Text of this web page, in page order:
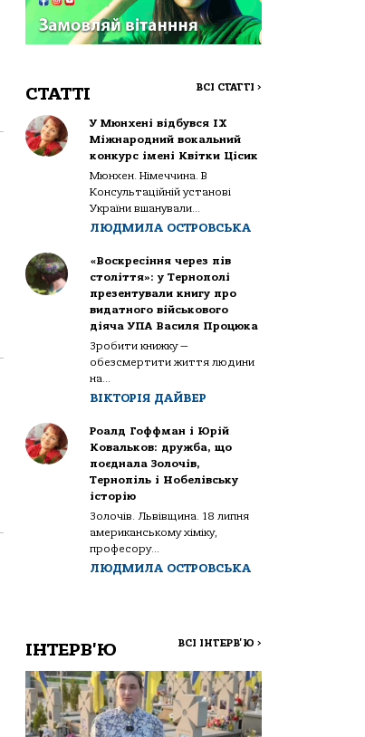
СТАТТІ ВСІ СТАТТІ >
У Мюнхені відбувся IX
Міжнародний вокальний
конкурс імені Квітки Цісик
Мюнхен. Німеччина. В
Консультаційній установі
України вшанували...
ЛЮДМИЛА ОСТРОВСЬКА
«Воскресіння через пів
століття»: у Тернополі
презентували книгу про
видатного військового
діяча УПА Василя Процюка
Зробити книжку —
обезсмертити життя людини
на...
ВІКТОРІЯ ДАЙВЕР
Роалд Гоффман і Юрій
Ковальков: дружба, що
поєднала Золочів,
Тернопіль і Нобелівську
історію
Золочів. Львівщина. 18 липня
американському хіміку,
професору...
ЛЮДМИЛА ОСТРОВСЬКА
ІНТЕРВ'Ю ВСІ ІНТЕРВ'Ю >